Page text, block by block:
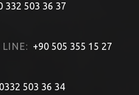
332 503 36 37
+90 505 355 15 27
503 36 34